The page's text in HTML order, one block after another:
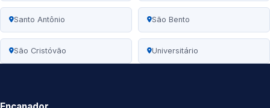
Santo Antônio São Bento
São Cristóvão Universitário